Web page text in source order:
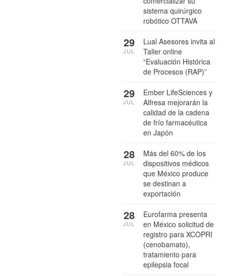
sistema quirúrgico
robótico OTTAVA
Lual Asesores invita al
Taller online
“Evaluación Histórica
de Procesos (RAP)”
29
JUL
Ember LifeSciences y
Alfresa mejorarán la
calidad de la cadena
de frío farmacéutica
en Japón
29
JUL
Más del 60% de los
dispositivos médicos
que México produce
se destinan a
exportación
28
JUL
Eurofarma presenta
en México solicitud de
registro para XCOPRI
(cenobamato),
tratamiento para
epilepsia focal
28
JUL